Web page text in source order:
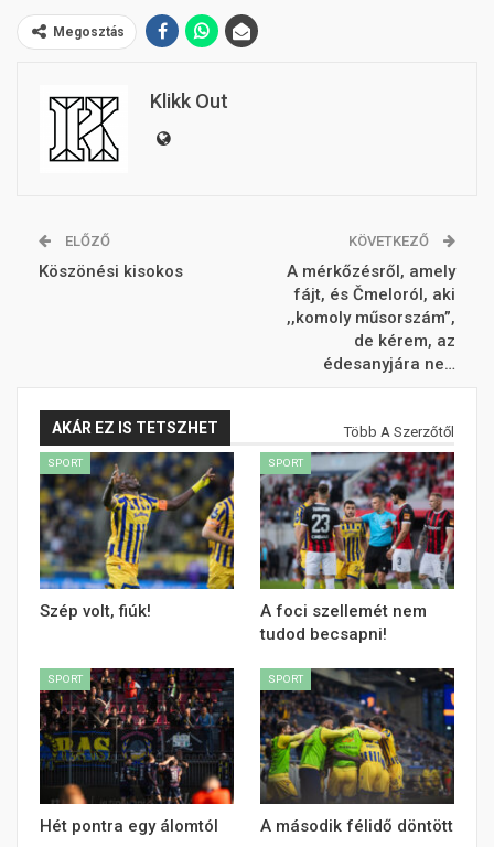
Megosztás
Klikk Out
ELŐZŐ
Köszönési kisokos
KÖVETKEZŐ
A mérkőzésről, amely
fájt, és Čmeloról, aki
,,komoly műsorszám”,
de kérem, az
édesanyjára ne…
AKÁR EZ IS TETSZHET Több A Szerzőtől
SPORT
Szép volt, fiúk!
SPORT
A foci szellemét nem
tudod becsapni!
SPORT
Hét pontra egy álomtól
SPORT
A második félidő döntött